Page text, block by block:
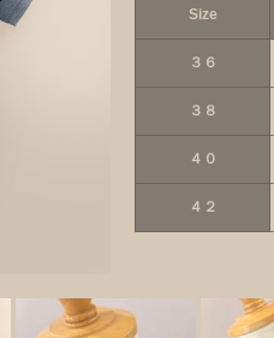
Size
３６
３８
４０
４２